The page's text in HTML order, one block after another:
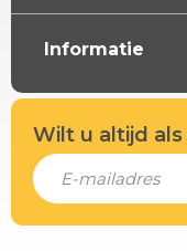
Informatie
Wilt u altijd